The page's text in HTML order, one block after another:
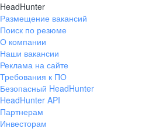
HeadHunter
Размещение вакансий
Поиск по резюме
О компании
Наши вакансии
Реклама на сайте
Требования к ПО
Безопасный HeadHunter
HeadHunter API
Партнерам
Инвесторам